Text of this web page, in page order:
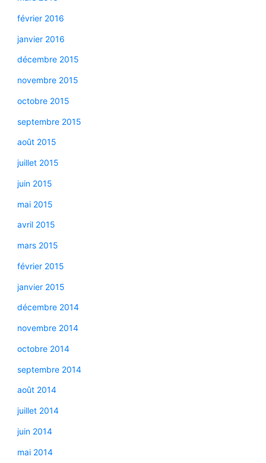
février 2016
janvier 2016
décembre 2015
novembre 2015
octobre 2015
septembre 2015
août 2015
juillet 2015
juin 2015
mai 2015
avril 2015
mars 2015
février 2015
janvier 2015
décembre 2014
novembre 2014
octobre 2014
septembre 2014
août 2014
juillet 2014
juin 2014
mai 2014